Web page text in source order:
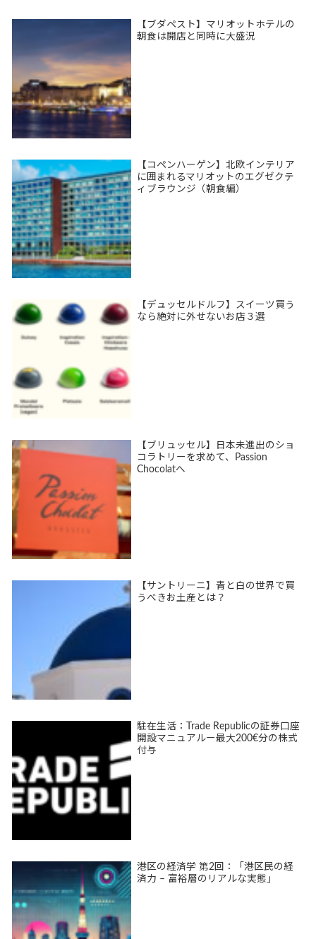
【ブダペスト】マリオットホテルの
朝食は開店と同時に大盛況
【コペンハーゲン】北欧インテリア
に囲まれるマリオットのエグゼクテ
ィブラウンジ（朝食編）
【デュッセルドルフ】スイーツ買う
なら絶対に外せないお店３選
【ブリュッセル】日本未進出のショ
コラトリーを求めて、Passion
Chocolatへ
【サントリーニ】青と白の世界で買
うべきお土産とは？
駐在生活：Trade Republicの証券口座
開設マニュアルー最大200€分の株式
付与
港区の経済学 第2回：「港区民の経
済力 – 富裕層のリアルな実態」